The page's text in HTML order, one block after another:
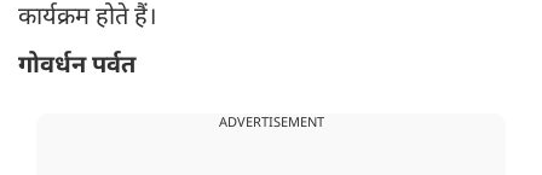
कार्यक्रम होते हैं।
गोवर्धन पर्वत
ADVERTISEMENT